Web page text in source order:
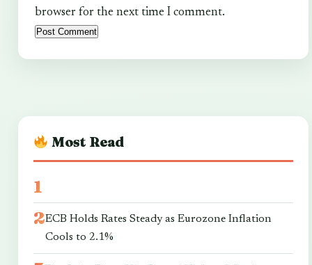
browser for the next time I comment.
Most Read
ECB Holds Rates Steady as Eurozone Inflation
Cools to 2.1%